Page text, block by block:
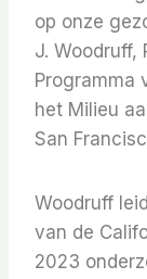
op onze
J. Woodruff,
Programma
het Milieu
San
Woodruff
van de
2023